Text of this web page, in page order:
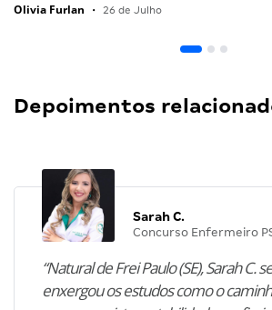
Olivia Furlan • 26 de Julho
Depoimentos
Sarah C.
Concurso Enfermeiro
“Natural de Frei Paulo (SE), Sarah C.
enxergou os estudos como o